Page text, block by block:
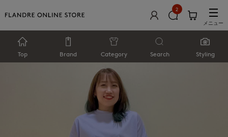
2
メニュー
Top Brand Category Search Styling